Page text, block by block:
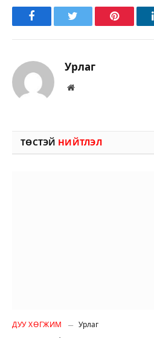
FacebookTwitter Pinterest
Урлаг
Вэбсайт
ТӨСТЭЙ НИЙТЛЭЛ
ДУУ ХӨГЖИМ Урлаг